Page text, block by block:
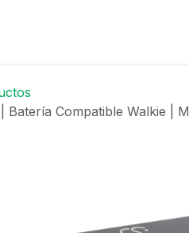
Batería Compatible Walkie |